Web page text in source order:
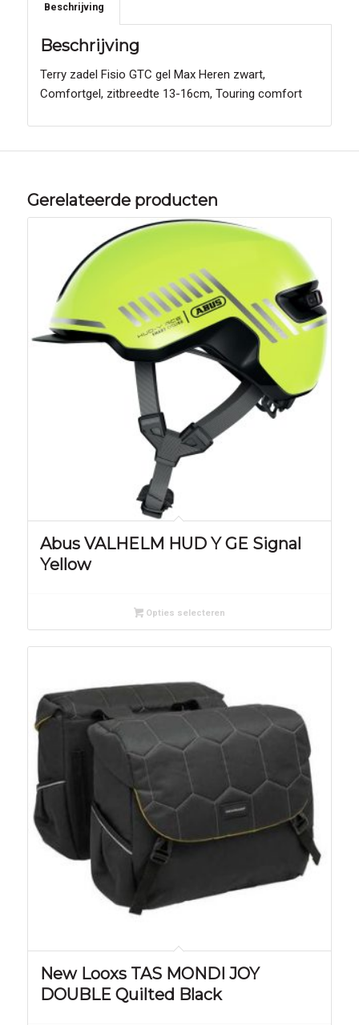
Beschrijving
Beschrijving
Terry zadel Fisio GTC gel Max Heren zwart,
Comfortgel, zitbreedte 13-16cm, Touring comfort
Gerelateerde producten
Abus VALHELM HUD Y GE Signal
Yellow
Opties selecteren
New Looxs TAS MONDI JOY
DOUBLE Quilted Black